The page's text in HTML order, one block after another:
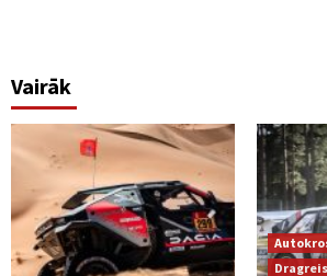
Vairāk